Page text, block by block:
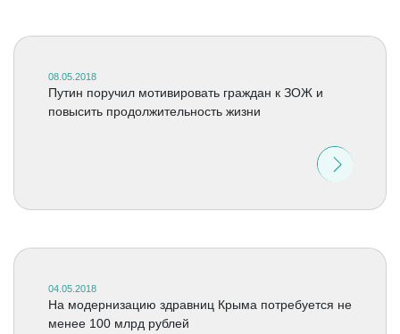
08.05.2018
Путин поручил мотивировать граждан к ЗОЖ и
повысить продолжительность жизни
04.05.2018
На модернизацию здравниц Крыма потребуется не
менее 100 млрд рублей